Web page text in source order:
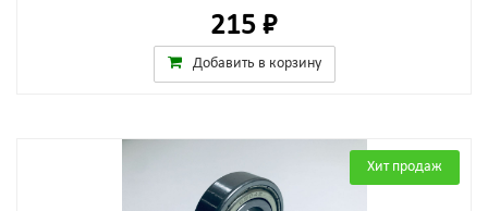
215 ₽
Добавить в корзину
Хит продаж